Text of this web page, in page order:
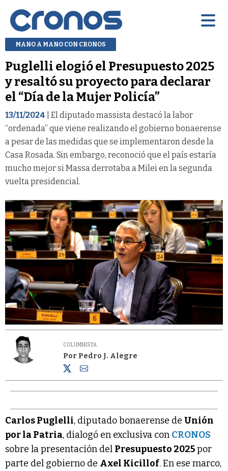
MANO A MANO CON CRONOS
Puglelli elogió el Presupuesto 2025
y resaltó su proyecto para declarar
el “Día de la Mujer Policía”
13/11/2024 | El diputado massista destacó la labor
“ordenada” que viene realizando el gobierno bonaerense
a pesar de las medidas que se implementaron desde la
Casa Rosada. Sin embargo, reconoció que el país estaría
mucho mejor si Massa derrotaba a Milei en la segunda
vuelta presidencial.
COLUMNISTA
Por Pedro J. Alegre
Carlos Puglelli, diputado bonaerense de Unión
por la Patria, dialogó en exclusiva con CRONOS
sobre la presentación del Presupuesto 2025por
parte del gobierno de Axel Kicillof. En ese marco,